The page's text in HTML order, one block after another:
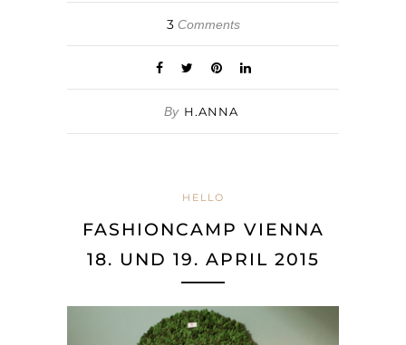
3Comments
By H.ANNA
HELLO
FASHIONCAMP VIENNA
18. UND 19. APRIL 2015